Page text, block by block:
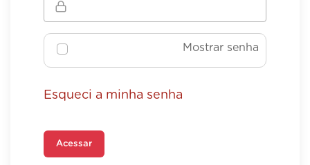
Mostrar senha
Esqueci a minha senha
Acessar